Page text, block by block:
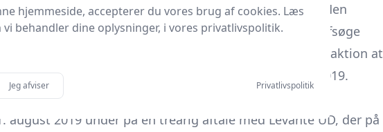
i Vigo den første udtagelse til Serbiens A-landshold. Men
i 2018-19-sæsonen: Spilleren ønskede at afsøge
en kontraktforlængelse, og klubben valgte som reaktion at
kampe hele sæsonen, indtil kontrakten udløb i juni 2019.
august 2019 under på en treårig aftale med Levante UD, der på
hjemmeside, accepterer du vores brug af cookies. Læs
behandler dine oplysninger, i vores privatlivspolitik.
Jeg afviser Privatlivspolitik